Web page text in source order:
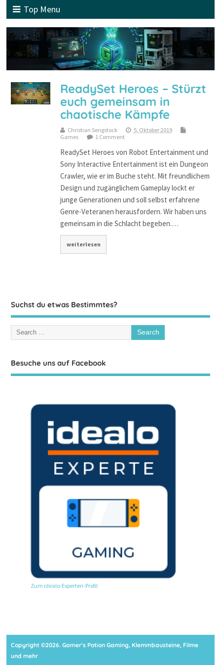
Top Menu
ReadySet Heroes – Stürzt
euch gemeinsam in
chaotische Kämpfe
Christian Sengstock
5. Oktober 2019
Games
1 Comment
ReadySet Heroes von Robot Entertainment und
Sony Interactive Entertainment ist ein Dungeon
Crawler, wie er im Buche steht. Mit freundlichem
Design und zugänglichem Gameplay lockt er
junge Generationen und soll selbst erfahrene
Genre-Veteranen herausfordern. Wir haben uns
gemeinsam in die Schlacht begeben.…
weiterlesen
Suchst du etwas Bestimmtes?
Besuche uns auf Facebook
Zum idealo-Experten-Profil
Copyright ©2026. Gamer's Potion Gaming, Klemmbausteine, Filme
und mehr